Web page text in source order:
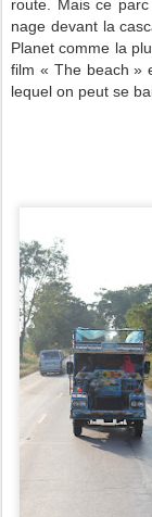
route. Mais ce
nage devant la
Planet comme la
film « The beach »
lequel on peut se